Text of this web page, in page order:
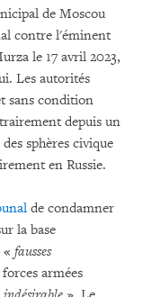
de Moscou
contre l'éminent
le 17 avril 2023,
Les autorités
sans condition
depuis un
sphères civique
en Russie.
de condamner
la base
« fausses
armées